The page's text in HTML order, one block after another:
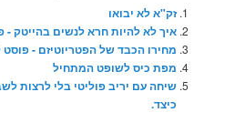
זק"א לא יבואו
איך לא להיות חרא לנשים בהייטק -
מחירו הכבד של הפטריוטיזם -
מפת כיס לשופט המתחיל
שיחה עם יריב פוליטי בלי לרצות
כיצד.